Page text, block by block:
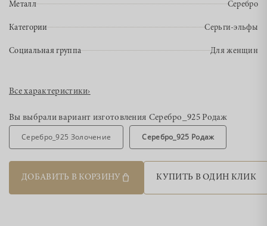
Металл Серебро
Категории Серьги-эльфы
Социальная группа Для женщин
Все характеристики›
Вы выбрали вариант изготовления Серебро_925 Родаж
Серебро_925 Золочение Серебро_925 Родаж
ДОБАВИТЬ В КОРЗИНУ КУПИТЬ В ОДИН КЛИК